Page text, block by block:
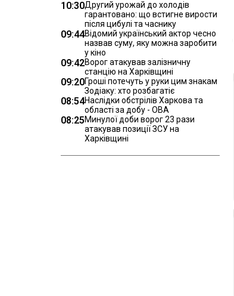
10:30Другий урожай до холодів
гарантовано: що встигне вирости
після цибулі та часнику
09:44Відомий український актор чесно
назвав суму, яку можна заробити
у кіно
09:42Ворог атакував залізничну
станцію на Харківщині
09:20Гроші потечуть у руки цим знакам
Зодіаку: хто розбагатіє
08:54Наслідки обстрілів Харкова та
області за добу - ОВА
08:25Минулої доби ворог 23 рази
атакував позиції ЗСУ на
Харківщині